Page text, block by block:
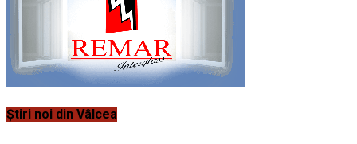
Știri noi din Vâlcea